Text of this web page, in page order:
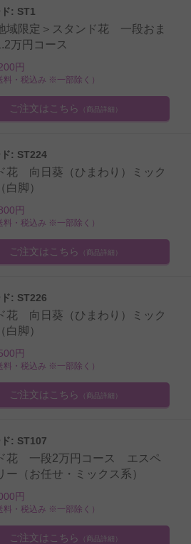
: ST1
域限定＞スタンド花 一段おま
万円コース
円
料・税込み ※一部除く）
ご注文はこちら （商品詳細）
: ST224
花 向日葵（ひまわり）ミック
白脚）
円
料・税込み ※一部除く）
ご注文はこちら （商品詳細）
: ST226
花 向日葵（ひまわり）ミック
白脚）
円
料・税込み ※一部除く）
ご注文はこちら （商品詳細）
: ST107
花 一段2万円コース エスペ
ー（お任せ・ミックス系）
円
料・税込み ※一部除く）
ご注文はこちら （商品詳細）